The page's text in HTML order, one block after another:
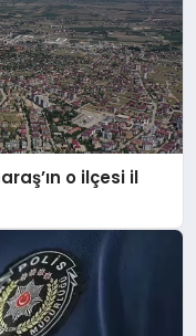
o ilçesi il